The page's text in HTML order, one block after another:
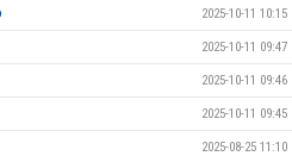
2025-10-11 10:15
2025-10-11 09:47
2025-10-11 09:46
2025-10-11 09:45
2025-08-25 11:10